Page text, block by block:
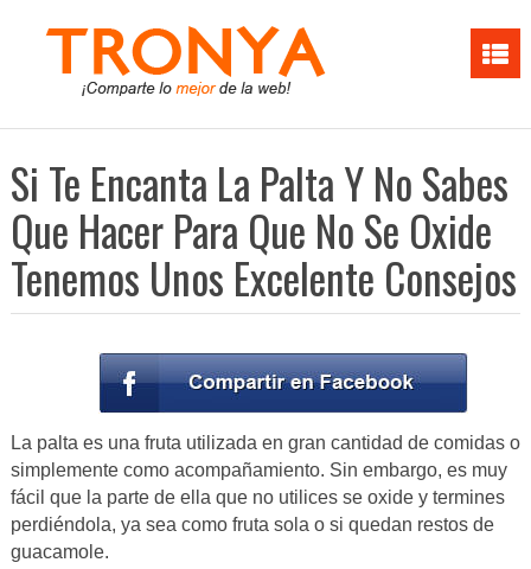
Si Te Encanta La Palta Y No Sabes
Que Hacer Para Que No Se Oxide
Tenemos Unos Excelente Consejos
La palta es una fruta utilizada en gran cantidad de comidas o
simplemente como acompañamiento. Sin embargo, es muy
fácil que la parte de ella que no utilices se oxide y termines
perdiéndola, ya sea como fruta sola o si quedan restos de
guacamole.